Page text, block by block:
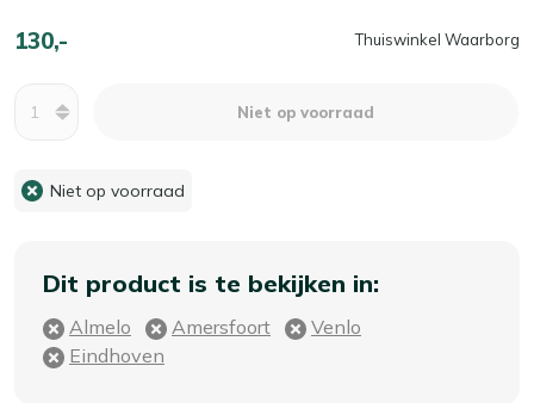
130,- Thuiswinkel Waarborg
Niet op voorraad
Niet op voorraad
Dit product is te bekijken in:
Almelo Amersfoort
Venlo
Eindhoven